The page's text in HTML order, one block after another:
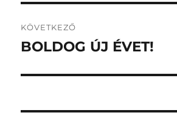
KÖVETKEZŐ
Következő
BOLDOG ÚJ ÉVET!